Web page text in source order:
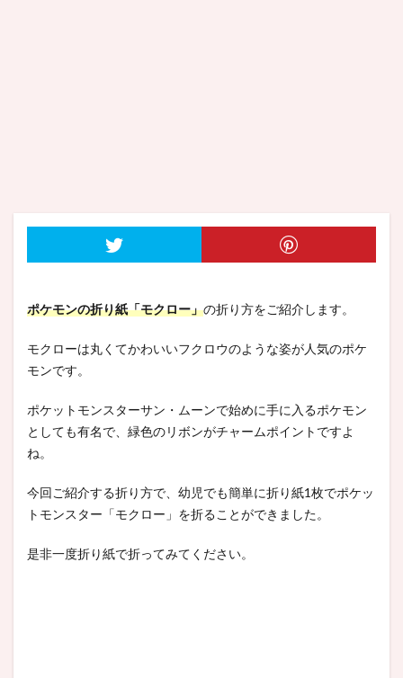
ポケモンの折り紙「モクロー」の折り方をご紹介します。
モクローは丸くてかわいいフクロウのような姿が人気のポケ
モンです。
ポケットモンスターサン・ムーンで始めに手に入るポケモン
としても有名で、緑色のリボンがチャームポイントですよ
ね。
今回ご紹介する折り方で、幼児でも簡単に折り紙1枚でポケッ
トモンスター「モクロー」を折ることができました。
是非一度折り紙で折ってみてください。